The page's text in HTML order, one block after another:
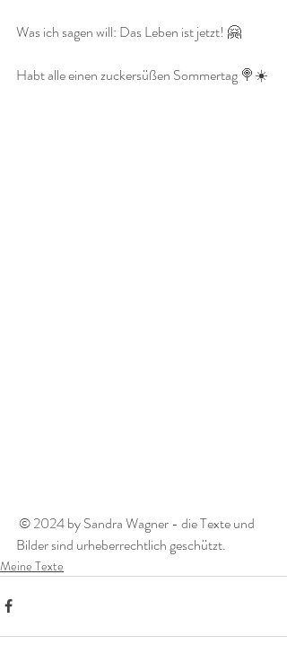
Was ich sagen will: Das Leben ist jetzt! 🤗
Habt alle einen zuckersüßen Sommertag 🍭☀️
Bilder sind urheberrechtlich geschützt.
Meine Texte